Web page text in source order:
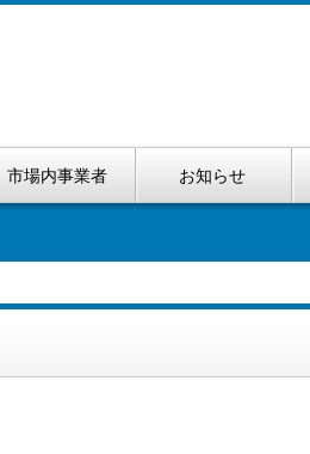
市場内事業者 お知らせ